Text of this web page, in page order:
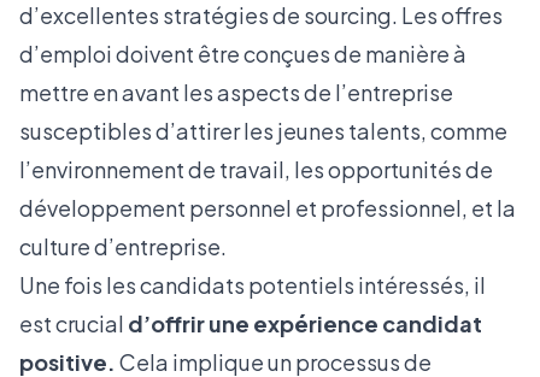
d’excellentes stratégies de sourcing. Les offres
d’emploi doivent être conçues de manière à
mettre en avant les aspects de l’entreprise
susceptibles d’attirer les jeunes talents, comme
l’environnement de travail, les opportunités de
développement personnel et professionnel, et la
culture d’entreprise.
Une fois les candidats potentiels intéressés, il
est crucial d’offrir une expérience candidat
positive. Cela implique un processus de